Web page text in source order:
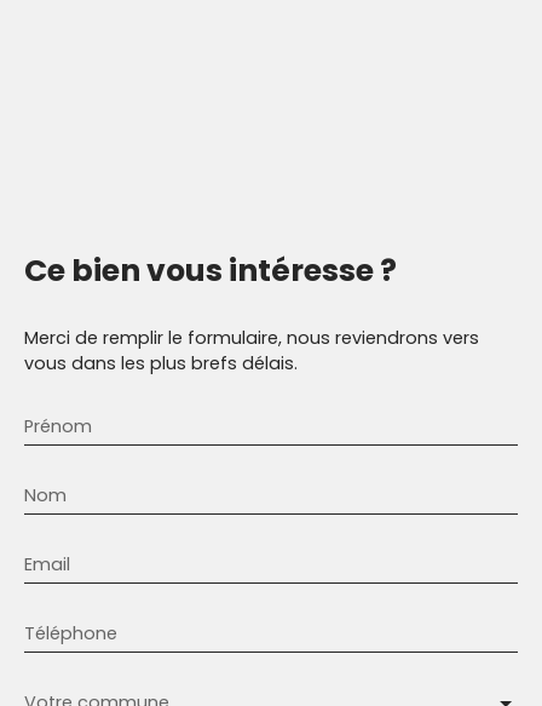
Ce bienvous intéresse ?
Merci de remplir le formulaire, nous reviendrons vers
vous dans les plus brefs délais.
Prénom
Nom
Email
Téléphone